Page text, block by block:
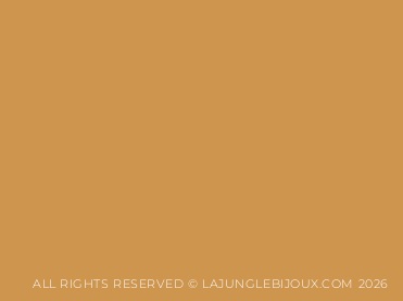
ALL RIGHTS RESERVED © LAJUNGLEBIJOUX.COM 2026